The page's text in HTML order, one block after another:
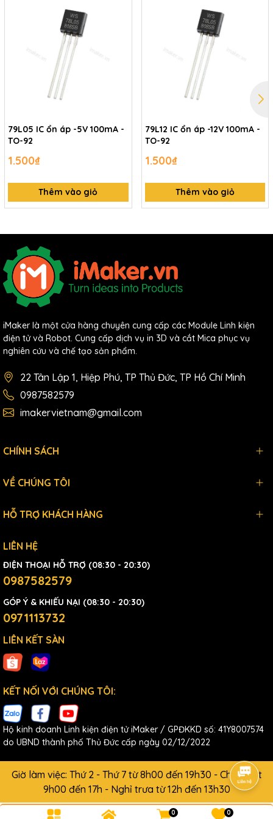
79L05 IC ổn áp -5V 100mA -
TO-92
1.500₫
Thêm vào giỏ
79L12 IC ổn áp -12V 100mA -
TO-92
1.500₫
Thêm vào giỏ
iMaker là một cửa hàng chuyên cung cấp các Module Linh kiện
điện tử và Robot. Cung cấp dịch vụ in 3D và cắt Mica phục vụ
nghiên cứu và chế tạo sản phẩm.
22 Tân Lập 1, Hiệp Phú, TP Thủ Đức, TP Hồ Chí Minh
0987582579
imakervietnam@gmail.com
CHÍNH SÁCH
VỀ CHÚNG TÔI
HỖ TRỢ KHÁCH HÀNG
LIÊN HỆ
ĐIỆN THOẠI HỖ TRỢ (08:30 - 20:30)
0987582579
GÓP Ý & KHIẾU NẠI (08:30 - 20:30)
0971113732
LIÊN KẾT SÀN
KẾT NỐI VỚI CHÚNG TÔI:
Hộ kinh doanh Linh kiện điện tử iMaker / GPĐKKD số: 41Y8007574
do UBND thành phố Thủ Đức cấp ngày 02/12/2022
Giờ làm việc: Thứ 2 - Thứ 7 từ 8h00 đến 19h30 - Chủ Nhật
9h00 đến 17h - Nghỉ trưa từ 12h đến 13h30
0 0